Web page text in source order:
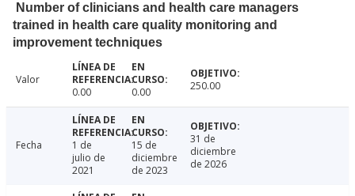
Number of clinicians and health care managers
trained in health care quality monitoring and
improvement techniques
Valor
0.00
0.00 250.00
Fecha
1 de
julio de
2021
15 de
diciembre
de 2023
31 de
diciembre
de 2026